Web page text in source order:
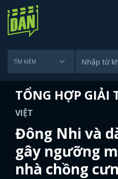
TỔNG HỢP GIẢI
VIỆT
Đông Nhi và
gây ngưỡng
nhà chồng